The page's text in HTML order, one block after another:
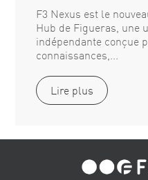
F3 Nexus est le
Hub de Figueras, une
indépendante conçue
connaissances,...
Lire plus